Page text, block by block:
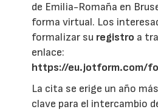
de Emilia-Romaña en
forma virtual. Los
formalizar su registro a
enlace:
https://eu.jotform.com/
La cita se erige un año
clave para el intercambio